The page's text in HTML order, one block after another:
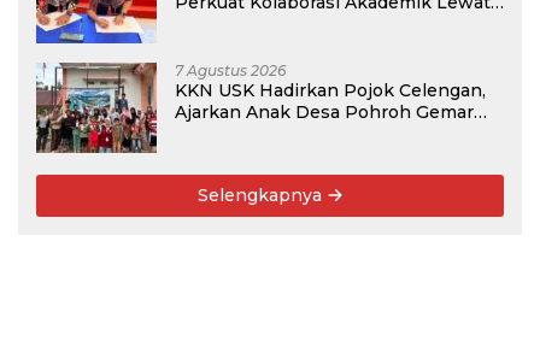
7 Agustus 2026
KKN USK Hadirkan Pojok Celengan,
Ajarkan Anak Desa Pohroh Gemar
Selengkapnya